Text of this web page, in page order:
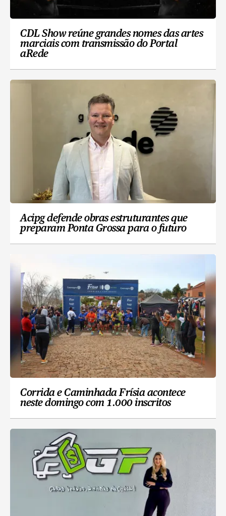
CDL Show reúne grandes nomes das artes
marciais com transmissão do Portal
aRede
Acipg defende obras estruturantes que
preparam Ponta Grossa para o futuro
Corrida e Caminhada Frísia acontece
neste domingo com 1.000 inscritos